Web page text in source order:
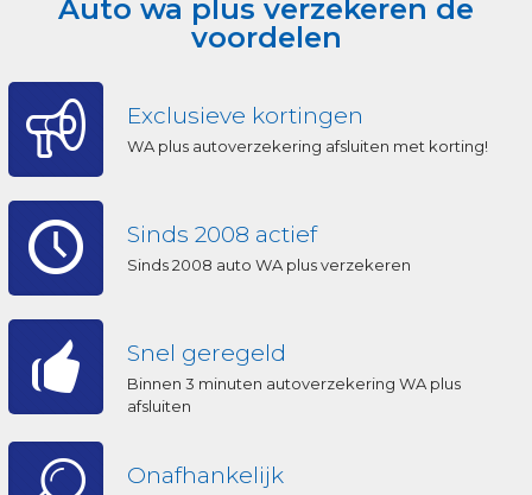
Auto wa plus verzekeren de
voordelen
Exclusieve kortingen
WA plus autoverzekering afsluiten met korting!
Sinds 2008 actief
Sinds 2008 auto WA plus verzekeren
Snel geregeld
Binnen 3 minuten autoverzekering WA plus
afsluiten
Onafhankelijk